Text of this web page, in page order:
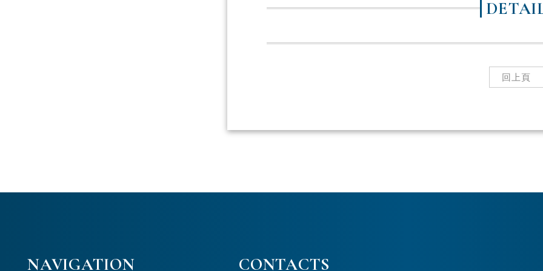
回上頁
NAVIGATION CONTACTS